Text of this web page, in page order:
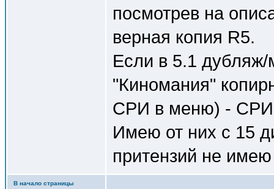
посмотрев на
верная копия R5.
Если в 5.1 дубляж/
"Киномания"
СРИ в меню) -
Имею от них с 15
притензий не имею
В начало страницы